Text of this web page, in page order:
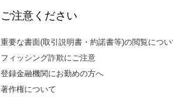
ご注意ください
重要な書面(取引説明書・約諾書等)の閲覧につ
フィッシング詐欺にご注意
登録金融機関にお勤めの方へ
著作権について